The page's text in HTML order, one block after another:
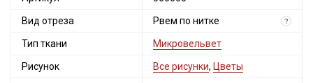
Вид отреза Рвем по нитке ?
Тип ткани Микровельвет
Рисунок Все рисунки, Цветы